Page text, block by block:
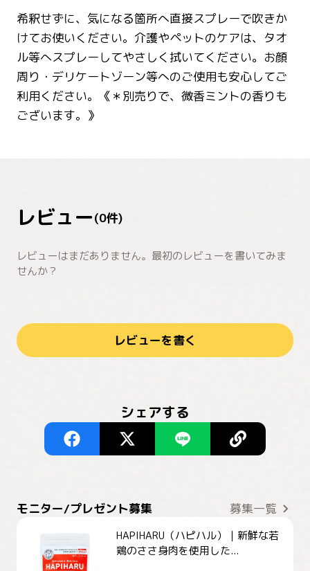
希釈せずに、気になる箇所へ直接スプレーで吹きか
けてお使いください。介護やペットのケアは、タオ
ル等へスプレーしてやさしく拭いてください。お顔
周り・デリケートゾーン等へのご使用も安心してご
利用ください。《＊別売りで、微香ミントの香りも
ございます。》
レビュー(0件)
レビューはまだありません。最初のレビューを書いてみま
せんか？
レビューを書く
シェアする
モニター/プレゼント募集 募集一覧
HAPIHARU（ハピハル）｜新鮮な若
鶏のささ身肉を使用した...